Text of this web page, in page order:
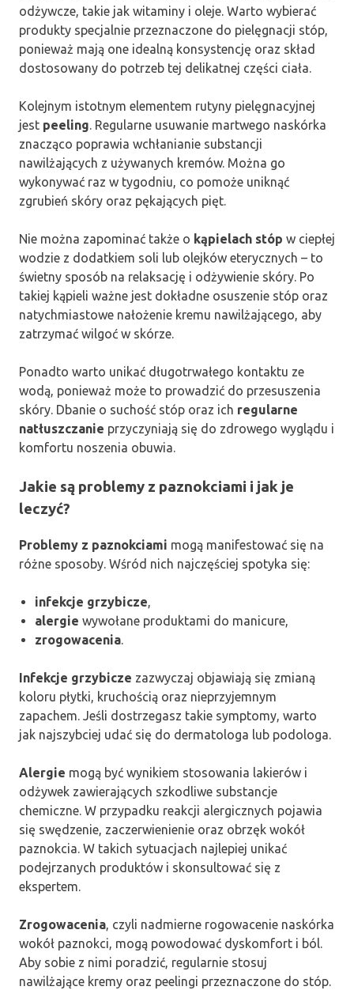
odżywcze, takie jak witaminy i oleje. Warto wybierać
produkty specjalnie przeznaczone do pielęgnacji stóp,
ponieważ mają one idealną konsystencję oraz skład
dostosowany do potrzeb tej delikatnej części ciała.
Kolejnym istotnym elementem rutyny pielęgnacyjnej
jest peeling. Regularne usuwanie martwego naskórka
znacząco poprawia wchłanianie substancji
nawilżających z używanych kremów. Można go
wykonywać raz w tygodniu, co pomoże uniknąć
zgrubień skóry oraz pękających pięt.
Nie można zapominać także o kąpielach stóp w ciepłej
wodzie z dodatkiem soli lub olejków eterycznych – to
świetny sposób na relaksację i odżywienie skóry. Po
takiej kąpieli ważne jest dokładne osuszenie stóp oraz
natychmiastowe nałożenie kremu nawilżającego, aby
zatrzymać wilgoć w skórze.
Ponadto warto unikać długotrwałego kontaktu ze
wodą, ponieważ może to prowadzić do przesuszenia
skóry. Dbanie o suchość stóp oraz ich regularne
natłuszczanie przyczyniają się do zdrowego wyglądu i
komfortu noszenia obuwia.
Jakie są problemy z paznokciami i jak je
leczyć?
Problemy z paznokciami mogą manifestować się na
różne sposoby. Wśród nich najczęściej spotyka się:
infekcje grzybicze,
alergie wywołane produktami do manicure,
zrogowacenia.
Infekcje grzybicze zazwyczaj objawiają się zmianą
koloru płytki, kruchością oraz nieprzyjemnym
zapachem. Jeśli dostrzegasz takie symptomy, warto
jak najszybciej udać się do dermatologa lub podologa.
Alergie mogą być wynikiem stosowania lakierów i
odżywek zawierających szkodliwe substancje
chemiczne. W przypadku reakcji alergicznych pojawia
się swędzenie, zaczerwienienie oraz obrzęk wokół
paznokcia. W takich sytuacjach najlepiej unikać
podejrzanych produktów i skonsultować się z
ekspertem.
Zrogowacenia, czyli nadmierne rogowacenie naskórka
wokół paznokci, mogą powodować dyskomfort i ból.
Aby sobie z nimi poradzić, regularnie stosuj
nawilżające kremy oraz peelingi przeznaczone do stóp.